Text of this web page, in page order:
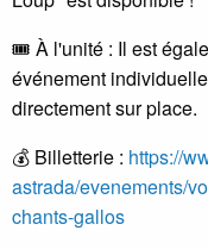
🎟️ À l'unité : Il est
événement
directement sur place.
💰 Billetterie : https://
astrada/evenements/
chants-gallos